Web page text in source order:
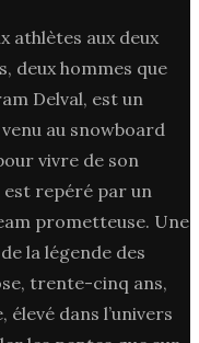
athlètes aux deux
deux hommes que
Delval, est un
au snowboard
vivre de son
est repéré par un
prometteuse. Une
la légende des
trente-cinq ans,
élevé dans l’univers